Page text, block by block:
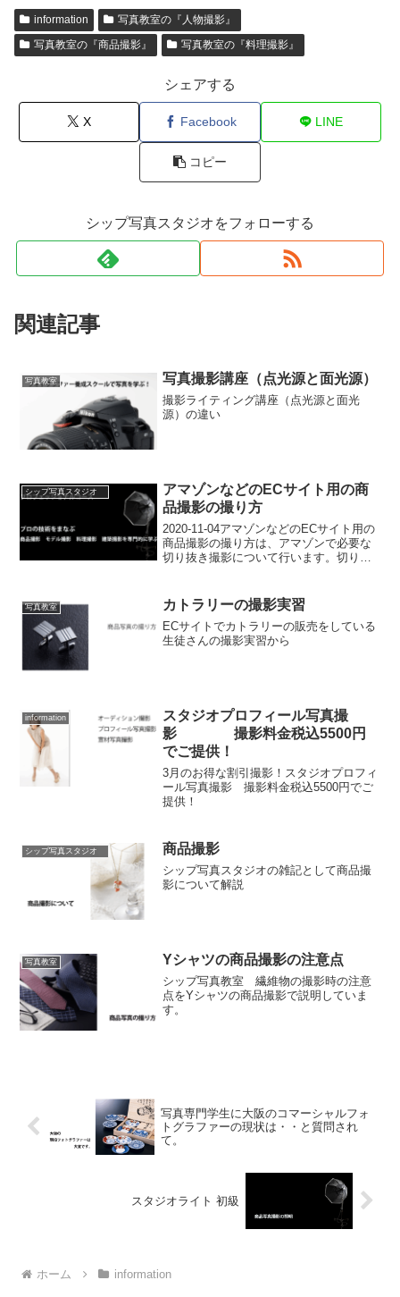
information
写真教室の『人物撮影』
写真教室の『商品撮影』
写真教室の『料理撮影』
シェアする
X Facebook LINE
コピー
シップ写真スタジオをフォローする
関連記事
写真教室 写真撮影講座（点光源と面光源）
撮影ライティング講座（点光源と面光
源）の違い
シップ写真スタジオ
アマゾンなどのECサイト用の商
品撮影の撮り方
2020-11-04アマゾンなどのECサイト用の
商品撮影の撮り方は、アマゾンで必要な
切り抜き撮影について行います。切り抜
商品だけ切り抜いて置いた時に1番美しく
見えるよ...
写真教室 カトラリーの撮影実習
ECサイトでカトラリーの販売をしている
生徒さんの撮影実習から
information
スタジオプロフィール写真撮
影 撮影料金税込5500円
でご提供！
3月のお得な割引撮影！スタジオプロフィ
ール写真撮影 撮影料金税込5500円でご
提供！
シップ写真スタジオ 商品撮影
シップ写真スタジオの雑記として商品撮
影について解説
写真教室 Yシャツの商品撮影の注意点
シップ写真教室 繊維物の撮影時の注意
点をYシャツの商品撮影で説明していま
す。
写真専門学生に大阪のコマーシャルフォ
トグラファーの現状は・・と質問され
て。
スタジオライト 初級
ホーム information